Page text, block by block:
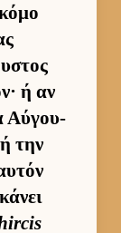
ή αν
Αύ­γου­
την